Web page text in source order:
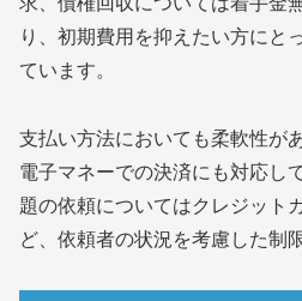
り、初期費用を抑えたい方にと
ています。
支払い方法においても柔軟性が
電子マネーでの決済にも対応し
題の依頼についてはクレジット
ど、依頼者の状況を考慮した制